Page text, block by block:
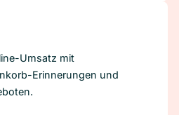
Umsatz mit
Erinnerungen und